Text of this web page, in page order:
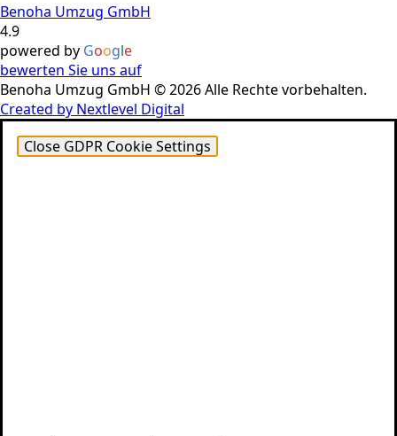
Benoha Umzug GmbH
4.9
powered by Google
bewerten Sie uns auf
Benoha Umzug GmbH © 2026 Alle Rechte vorbehalten.
Created by Nextlevel Digital
Close GDPR Cookie Settings